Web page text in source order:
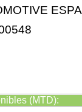
(MTD):